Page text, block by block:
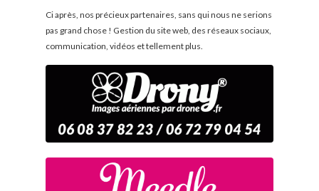
Ci après, nos précieux partenaires, sans qui nous ne serions
pas grand chose ! Gestion du site web, des réseaux sociaux,
communication, vidéos et tellement plus.